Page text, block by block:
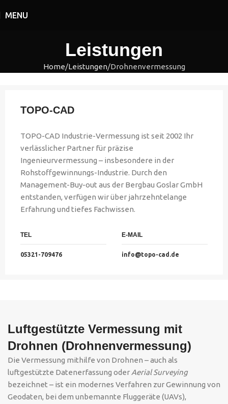
MENU
Leistungen
Home Leistungen Drohnenvermessung
TOPO-CAD
TOPO-CAD Industrie-Vermessung ist seit 2002 Ihr
verlässlicher Partner für präzise
Ingenieurvermessung – insbesondere in der
Rohstoffgewinnungs-Industrie. Durch den
Management-Buy-out aus der Bergbau Goslar GmbH
entstanden, verfügen wir über jahrzehntelange
Erfahrung und tiefes Fachwissen.
TEL
05321-709476
E-MAIL
info@topo-cad.de
Luftgestützte Vermessung mit
Drohnen (Drohnenvermessung)
Die Vermessung mithilfe von Drohnen – auch als
luftgestützte Datenerfassung oder Aerial Surveying
bezeichnet – ist ein modernes Verfahren zur Gewinnung von
Geodaten, bei dem unbemannte Fluggeräte (UAVs),